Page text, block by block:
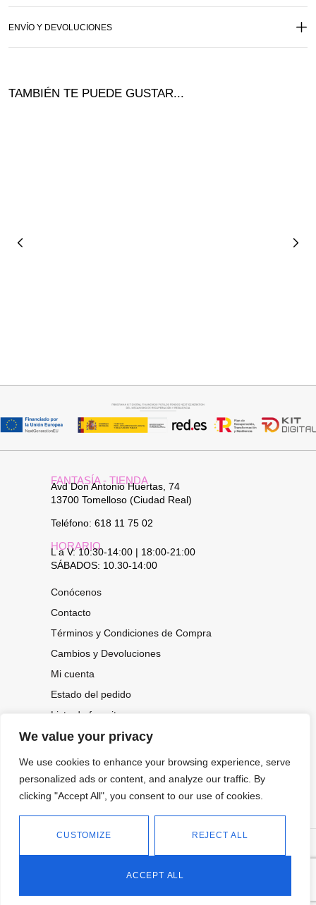
We value your privacy
We use cookies to enhance your browsing experience, serve
personalized ads or content, and analyze our traffic. By
clicking "Accept All", you consent to our use of cookies.
CUSTOMIZE REJECT ALL
ACCEPT ALL
ENVÍO Y DEVOLUCIONES
TAMBIÉN TE PUEDE GUSTAR...
FANTASÍA - TIENDA
Avd Don Antonio Huertas, 74
13700 Tomelloso (Ciudad Real)
Teléfono: 618 11 75 02
HORARIO
L a V: 10:30-14:00 | 18:00-21:00
SÁBADOS: 10.30-14:00
Conócenos
Contacto
Términos y Condiciones de Compra
Cambios y Devoluciones
Mi cuenta
Estado del pedido
Lista de favoritos
CONOCE NUESTRAS NOVEDADES,
OFERTAS...
2026.